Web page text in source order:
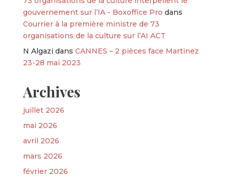
gouvernement sur l’IA - Boxoffice Pro dans
Courrier à la première ministre de 73
organisations de la culture sur l’AI ACT
N Algazi dans CANNES – 2 pièces face Martinez
23-28 mai 2023
Archives
juillet 2026
mai 2026
avril 2026
mars 2026
février 2026